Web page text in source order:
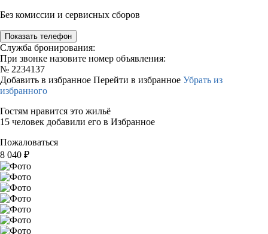
Без комиссии и сервисных сборов
Показать телефон
Служба бронирования:
При звонке назовите номер объявления:
№ 2234137
Добавить в избранное Перейти в избранное Убрать из
избранного
Гостям нравится это жильё
15 человек добавили его в Избранное
Пожаловаться
8 040 ₽